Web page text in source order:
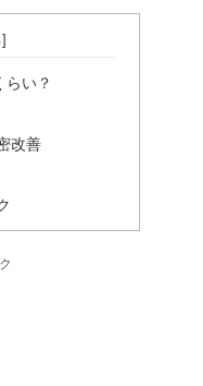
らい？
改善